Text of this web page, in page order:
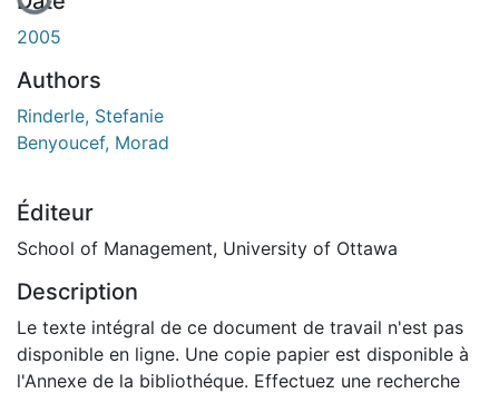
En cours de chargement...
2005
Authors
Rinderle, Stefanie
Benyoucef, Morad
Éditeur
School of Management, University of Ottawa
Description
Le texte intégral de ce document de travail n'est pas
disponible en ligne. Une copie papier est disponible à
l'Annexe de la bibliothéque. Effectuez une recherche